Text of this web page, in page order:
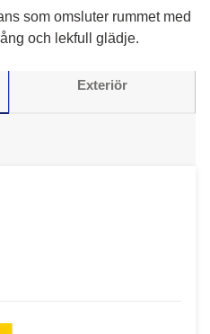
som omsluter rummet med
och lekfull glädje.
Exteriör